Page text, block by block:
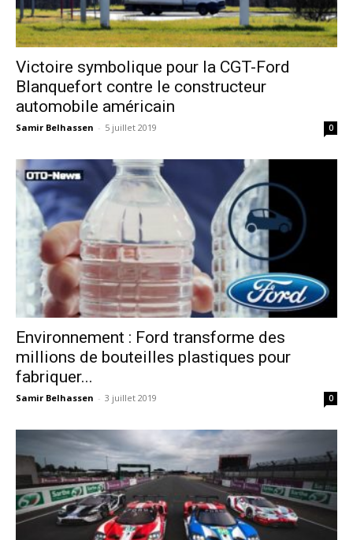
Victoire symbolique pour la CGT-Ford
Blanquefort contre le constructeur
automobile américain
Samir Belhassen - 5 juillet 2019 0
Environnement : Ford transforme des
millions de bouteilles plastiques pour
fabriquer...
Samir Belhassen - 3 juillet 2019 0